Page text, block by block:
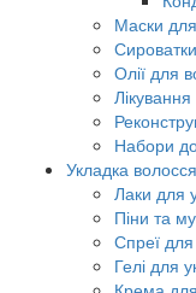
Маски
Олії для
Набори
Укладка волосся
Лаки для
Піни та
Спреї
Гелі для